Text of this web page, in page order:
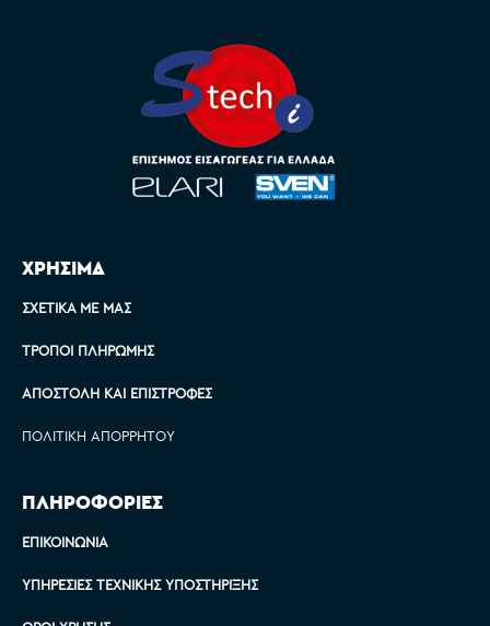
ΧΡΗΣΙΜΑ
ΣΧΕΤΙΚΆ ΜΕ ΜΑΣ
ΤΡΌΠΟΙ ΠΛΗΡΩΜΉΣ
ΑΠΟΣΤΟΛΉ ΚΑΙ ΕΠΙΣΤΡΟΦΈΣ
ΠΟΛΙΤΙΚΉ ΑΠΟΡΡΉΤΟΥ
ΠΛΗΡΟΦΟΡΙΕΣ
ΕΠΙΚΟΙΝΩΝΊΑ
ΥΠΗΡΕΣΊΕΣ ΤΕΧΝΙΚΉΣ ΥΠΟΣΤΉΡΙΞΗΣ